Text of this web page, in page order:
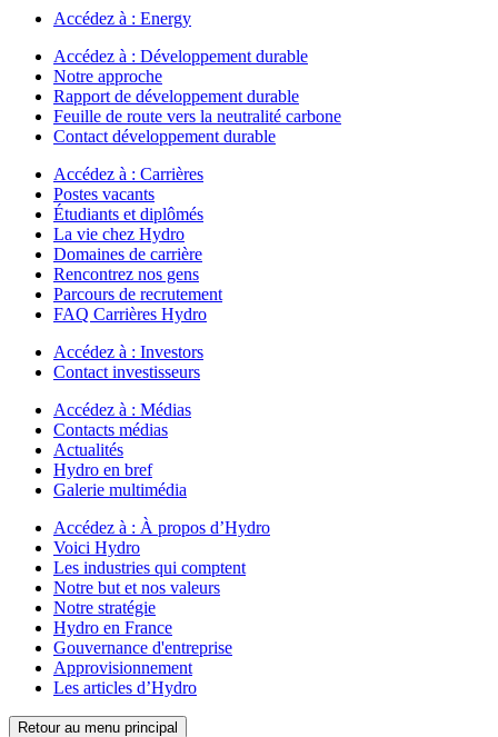
Accédez à : Energy
Accédez à : Développement durable
Notre approche
Rapport de développement durable
Feuille de route vers la neutralité carbone
Contact développement durable
Accédez à : Carrières
Postes vacants
Étudiants et diplômés
La vie chez Hydro
Domaines de carrière
Rencontrez nos gens
Parcours de recrutement
FAQ Carrières Hydro
Accédez à : Investors
Contact investisseurs
Accédez à : Médias
Contacts médias
Actualités
Hydro en bref
Galerie multimédia
Accédez à : À propos d’Hydro
Voici Hydro
Les industries qui comptent
Notre but et nos valeurs
Notre stratégie
Hydro en France
Gouvernance d'entreprise
Approvisionnement
Les articles d’Hydro
Retour au menu principal